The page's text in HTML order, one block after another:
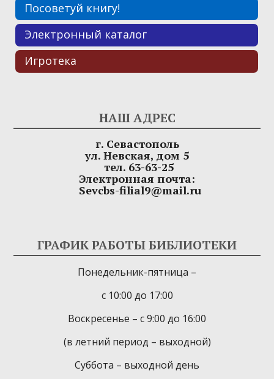
Посоветуй книгу!
Электронный каталог
Игротека
НАШ АДРЕС
г. Севастополь
ул. Невская, дом 5
тел. 63-63-25
Электронная почта:
Sevcbs-filial9@mail.ru
ГРАФИК РАБОТЫ БИБЛИОТЕКИ
Понедельник-пятница –
с 10:00 до 17:00
Воскресенье – с 9:00 до 16:00
(в летний период – выходной)
Суббота – выходной день